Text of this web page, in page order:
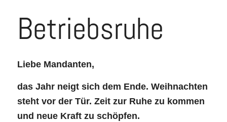
Betriebsruhe
Liebe Mandanten,
das Jahr neigt sich dem Ende. Weihnachten
steht vor der Tür. Zeit zur Ruhe zu kommen
und neue Kraft zu schöpfen.